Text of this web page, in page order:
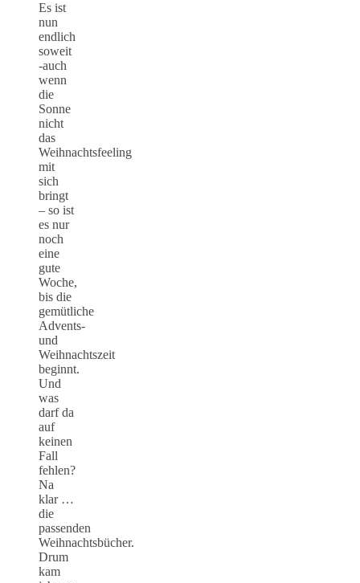
Es ist
nun
endlich
soweit
-auch
wenn
die
Sonne
nicht
das
Weihnachtsfeeling
mit
sich
bringt
– so ist
es nur
noch
eine
gute
Woche,
bis die
gemütliche
Advents-
und
Weihnachtszeit
beginnt.
Und
was
darf da
auf
keinen
Fall
fehlen?
Na
klar …
die
passenden
Weihnachtsbücher.
Drum
kam